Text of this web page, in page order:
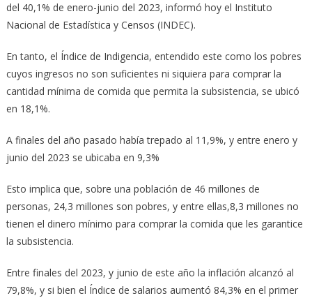
del 40,1% de enero-junio del 2023, informó hoy el Instituto
Nacional de Estadística y Censos (INDEC).
En tanto, el Índice de Indigencia, entendido este como los pobres
cuyos ingresos no son suficientes ni siquiera para comprar la
cantidad mínima de comida que permita la subsistencia, se ubicó
en 18,1%.
A finales del año pasado había trepado al 11,9%, y entre enero y
junio del 2023 se ubicaba en 9,3%
Esto implica que, sobre una población de 46 millones de
personas, 24,3 millones son pobres, y entre ellas,8,3 millones no
tienen el dinero mínimo para comprar la comida que les garantice
la subsistencia.
Entre finales del 2023, y junio de este año la inflación alcanzó al
79,8%, y si bien el Índice de salarios aumentó 84,3% en el primer